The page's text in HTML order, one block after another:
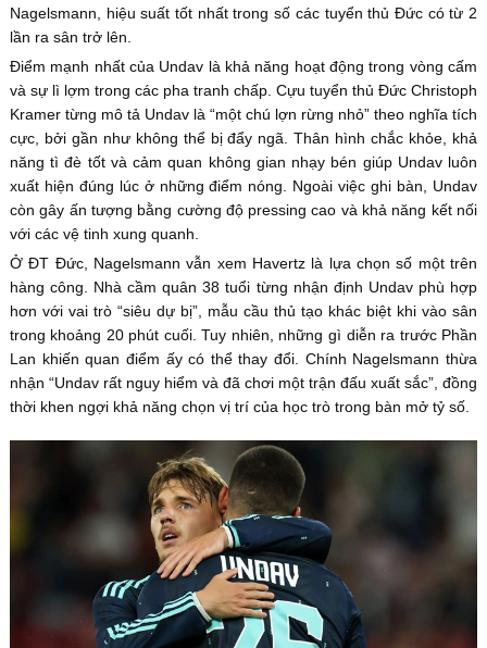
Nagelsmann, hiệu suất tốt nhất trong số các tuyển thủ Đức có từ 2
lần ra sân trở lên.
Điểm mạnh nhất của Undav là khả năng hoạt động trong vòng cấm
và sự lì lợm trong các pha tranh chấp. Cựu tuyển thủ Đức Christoph
Kramer từng mô tả Undav là “một chú lợn rừng nhỏ” theo nghĩa tích
cực, bởi gần như không thể bị đẩy ngã. Thân hình chắc khỏe, khả
năng tì đè tốt và cảm quan không gian nhạy bén giúp Undav luôn
xuất hiện đúng lúc ở những điểm nóng. Ngoài việc ghi bàn, Undav
còn gây ấn tượng bằng cường độ pressing cao và khả năng kết nối
với các vệ tinh xung quanh.
Ở ĐT Đức, Nagelsmann vẫn xem Havertz là lựa chọn số một trên
hàng công. Nhà cầm quân 38 tuổi từng nhận định Undav phù hợp
hơn với vai trò “siêu dự bị”, mẫu cầu thủ tạo khác biệt khi vào sân
trong khoảng 20 phút cuối. Tuy nhiên, những gì diễn ra trước Phần
Lan khiến quan điểm ấy có thể thay đổi. Chính Nagelsmann thừa
nhận “Undav rất nguy hiểm và đã chơi một trận đấu xuất sắc”, đồng
thời khen ngợi khả năng chọn vị trí của học trò trong bàn mở tỷ số.